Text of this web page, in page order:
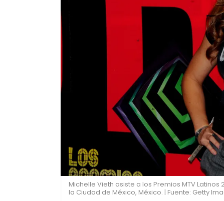
Michelle Vieth asiste a los Premios MTV
la Ciudad de México, México. | Fuente: Getty